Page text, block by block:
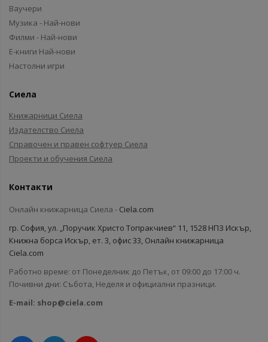
Ваучери
Музика - Най-нови
Филми - Най-нови
Е-книги Най-нови
Настолни игри
Сиела
Книжарници Сиела
Издателство Сиела
Справочен и правен софтуер Сиела
Проекти и обучения Сиела
Контакти
Онлайн книжарница Сиела - Ciela.com
гр. София, ул. „Поручик Христо Топракчиев“ 11, 1528 НПЗ Искър,
Книжна борса Искър, ет. 3, офис 33, Онлайн книжарница
Ciela.com
Работно време: от Понеделник до Петък, от 09:00 до 17:00 ч.
Почивни дни: Събота, Неделя и официални празници.
E-mail: shop@ciela.com